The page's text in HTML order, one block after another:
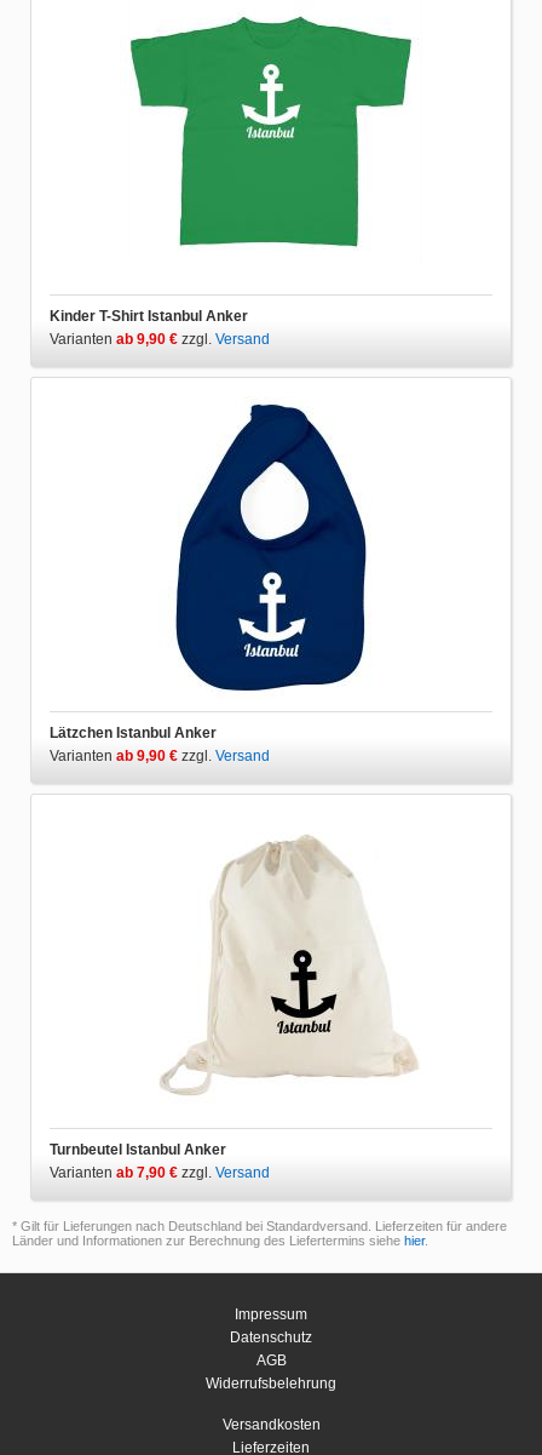
Kinder T-Shirt Istanbul Anker
Varianten ab 9,90 € zzgl. Versand
Lätzchen Istanbul Anker
Varianten ab 9,90 € zzgl. Versand
Turnbeutel Istanbul Anker
Varianten ab 7,90 € zzgl. Versand
* Gilt für Lieferungen nach Deutschland bei Standardversand. Lieferzeiten für andere
Länder und Informationen zur Berechnung des Liefertermins siehe hier.
Impressum
Datenschutz
AGB
Widerrufsbelehrung
Versandkosten
Lieferzeiten